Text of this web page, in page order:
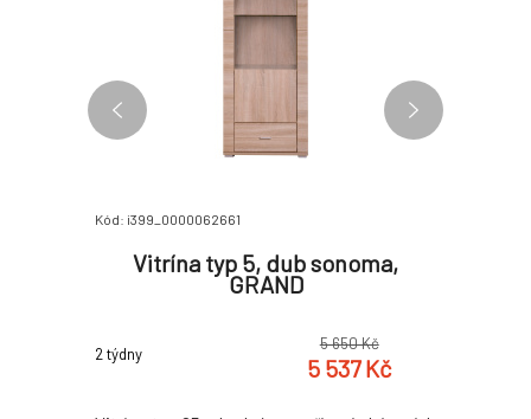
Kód: i399_0000062661
Vitrína typ 5, dub sonoma,
GRAND
2 týdny
5 650 Kč
5 537 Kč